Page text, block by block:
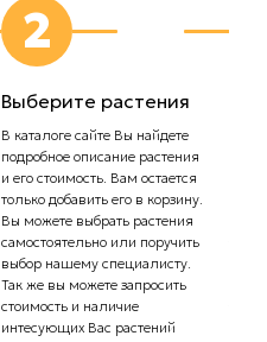
2
Выберите растения
В каталоге сайте Вы найдете
подробное описание растения
и его стоимость. Вам остается
только добавить его в корзину.
Вы можете выбрать растения
самостоятельно или поручить
выбор нашему специалисту.
Так же вы можете запросить
стоимость и наличие
интесующих Вас растений